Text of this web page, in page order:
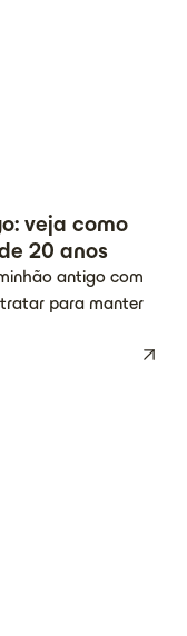
veja como
20 anos
antigo com
para manter